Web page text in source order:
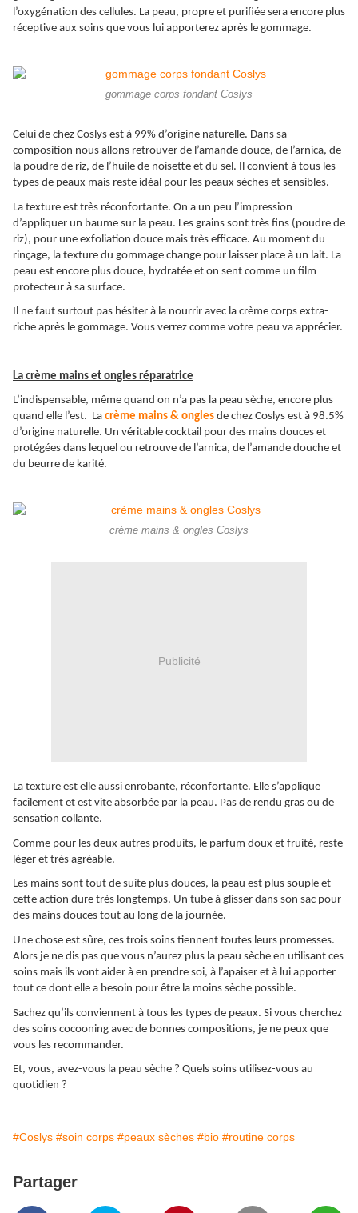
l’oxygénation des cellules. La peau, propre et purifiée sera encore plus
réceptive aux soins que vous lui apporterez après le gommage.
gommage corps fondant Coslys
Celui de chez Coslys est à 99% d’origine naturelle. Dans sa
composition nous allons retrouver de l’amande douce, de l’arnica, de
la poudre de riz, de l’huile de noisette et du sel. Il convient à tous les
types de peaux mais reste idéal pour les peaux sèches et sensibles.
La texture est très réconfortante. On a un peu l’impression
d’appliquer un baume sur la peau. Les grains sont très fins (poudre de
riz), pour une exfoliation douce mais très efficace. Au moment du
rinçage, la texture du gommage change pour laisser place à un lait. La
peau est encore plus douce, hydratée et on sent comme un film
protecteur à sa surface.
Il ne faut surtout pas hésiter à la nourrir avec la crème corps extra-
riche après le gommage. Vous verrez comme votre peau va apprécier.
La crème mains et ongles réparatrice
L’indispensable, même quand on n’a pas la peau sèche, encore plus
quand elle l’est. La crème mains & ongles de chez Coslys est à 98.5%
d’origine naturelle. Un véritable cocktail pour des mains douces et
protégées dans lequel ou retrouve de l’arnica, de l’amande douche et
du beurre de karité.
crème mains & ongles Coslys
Publicité
La texture est elle aussi enrobante, réconfortante. Elle s’applique
facilement et est vite absorbée par la peau. Pas de rendu gras ou de
sensation collante.
Comme pour les deux autres produits, le parfum doux et fruité, reste
léger et très agréable.
Les mains sont tout de suite plus douces, la peau est plus souple et
cette action dure très longtemps. Un tube à glisser dans son sac pour
des mains douces tout au long de la journée.
Une chose est sûre, ces trois soins tiennent toutes leurs promesses.
Alors je ne dis pas que vous n’aurez plus la peau sèche en utilisant ces
soins mais ils vont aider à en prendre soi, à l’apaiser et à lui apporter
tout ce dont elle a besoin pour être la moins sèche possible.
Sachez qu’ils conviennent à tous les types de peaux. Si vous cherchez
des soins cocooning avec de bonnes compositions, je ne peux que
vous les recommander.
Et, vous, avez-vous la peau sèche ? Quels soins utilisez-vous au
quotidien ?
#Coslys #soin corps #peaux sèches #bio #routine corps
Partager